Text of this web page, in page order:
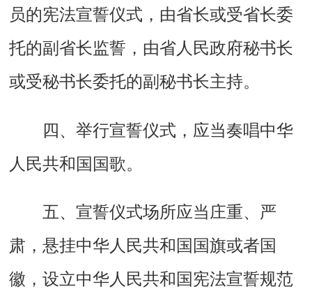
员的宪法宣誓仪式，由省长或受省长委
托的副省长监誓，由省人民政府秘书长
或受秘书长委托的副秘书长主持。
四、举行宣誓仪式，应当奏唱中华
人民共和国国歌。
五、宣誓仪式场所应当庄重、严
肃，悬挂中华人民共和国国旗或者国
徽，设立中华人民共和国宪法宣誓规范